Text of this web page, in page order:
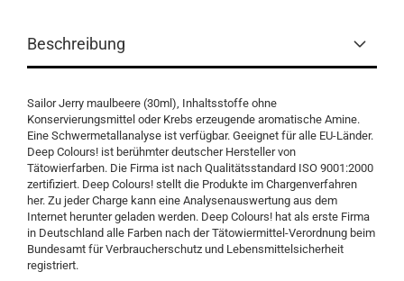
Beschreibung
Sailor Jerry maulbeere (30ml), Inhaltsstoffe ohne
Konservierungsmittel oder Krebs erzeugende aromatische Amine.
Eine Schwermetallanalyse ist verfügbar. Geeignet für alle EU-Länder.
Deep Colours! ist berühmter deutscher Hersteller von
Tätowierfarben. Die Firma ist nach Qualitätsstandard ISO 9001:2000
zertifiziert. Deep Colours! stellt die Produkte im Chargenverfahren
her. Zu jeder Charge kann eine Analysenauswertung aus dem
Internet herunter geladen werden. Deep Colours! hat als erste Firma
in Deutschland alle Farben nach der Tätowiermittel-Verordnung beim
Bundesamt für Verbraucherschutz und Lebensmittelsicherheit
registriert.